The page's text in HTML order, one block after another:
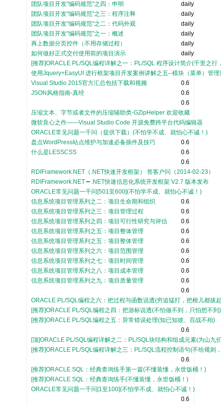
团队项目开发"编码规范"之四：申明
daily
团队项目开发"编码规范"之三：程序注释
daily
团队项目开发"编码规范"之二：代码外观
daily
团队项目开发"编码规范"之一：概述
daily
再上数据分页控件（不用存储过程）
daily
如何做好正式交付使用前的项目演示
daily
[推荐]ORACLE PL/SQL编程详解之一：PL/SQL 程序设计简介(千里之行
使用Jquery+EasyUI 进行框架项目开发案例讲解之五--模块（菜单）管
0.6
Visual Studio 2015官方汇总包括下载和视频
0.6
JSON风格指南-真经
0.6
压缩文本、字节或者文件的压缩辅助类-GZipHelper 欢迎收藏
微软良心之作——Visual Studio Code 开源免费跨平台代码编辑器
ORACLE常见问题一千问（提供下载）(不怕学不成、就怕心不诚！)
0.6
盘点WordPress站点维护与加速必备插件及技巧
0.6
什么是LESSCSS
0.6
RDIFramework.NET（.NET快速开发框架） 答客户问（2014-02-23）
RDIFramework.NET ━ .NET快速信息化系统开发框架 V2.7 版本发布
ORACLE常见问题一千问[501至600](不怕学不成、就怕心不诚！)
0.6
信息系统项目管理系列之二：项目生命期和组织
0.6
信息系统项目管理系列之三：项目管理过程
0.6
信息系统项目管理系列之四：项目可行性研究与评估
0.6
信息系统项目管理系列之五：项目整体管理
0.6
信息系统项目管理系列之五：项目整体管理
0.6
信息系统项目管理系列之六：项目范围管理
0.6
信息系统项目管理系列之七：项目时间管理
0.6
信息系统项目管理系列之八：项目成本管理
0.6
信息系统项目管理系列之九：项目质量管理
0.6
ORACLE PL/SQL编程之六：把过程与函数说透(穷追猛打，把根儿都拔
[推荐]ORACLE PL/SQL编程之四：把游标说透(不怕做不到，只怕想不到)
[推荐]ORACLE PL/SQL编程之五：异常错误处理(知已知彼、百战不殆)
0.6
[顶]ORACLE PL/SQL编程详解之二：PL/SQL块结构和组成元素(为山九
[推荐]ORACLE PL/SQL编程详解之三：PL/SQL流程控制语句(不给规则
0.6
[推荐]ORACLE SQL：经典查询练手第一篇(不懂装懂，永世饭桶！)
[推荐]ORACLE SQL：经典查询练手(不懂装懂，永世饭桶！)
ORACLE常见问题一千问[1至100](不怕学不成、就怕心不诚！)
0.6